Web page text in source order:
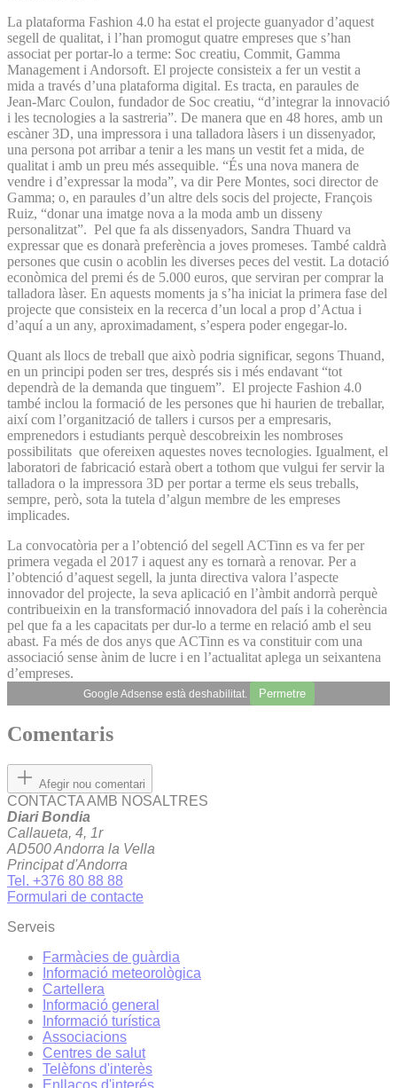
La plataforma Fashion 4.0 ha estat el projecte guanyador d’aquest
segell de qualitat, i l’han promogut quatre empreses que s’han
associat per portar-lo a terme: Soc creatiu, Commit, Gamma
Management i Andorsoft. El projecte consisteix a fer un vestit a
mida a través d’una plataforma digital. Es tracta, en paraules de
Jean-Marc Coulon, fundador de Soc creatiu, “d’integrar la innovació
i les tecnologies a la sastreria”. De manera que en 48 hores, amb un
escàner 3D, una impressora i una talladora làsers i un dissenyador,
una persona pot arribar a tenir a les mans un vestit fet a mida, de
qualitat i amb un preu més assequible. “És una nova manera de
vendre i d’expressar la moda”, va dir Pere Montes, soci director de
Gamma; o, en paraules d’un altre dels socis del projecte, François
Ruiz, “donar una imatge nova a la moda amb un disseny
personalitzat”. Pel que fa als dissenyadors, Sandra Thuard va
expressar que es donarà preferència a joves promeses. També caldrà
persones que cusin o acoblin les diverses peces del vestit. La dotació
econòmica del premi és de 5.000 euros, que serviran per comprar la
talladora làser. En aquests moments ja s’ha iniciat la primera fase del
projecte que consisteix en la recerca d’un local a prop d’Actua i
d’aquí a un any, aproximadament, s’espera poder engegar-lo.
Quant als llocs de treball que això podria significar, segons Thuand,
en un principi poden ser tres, després sis i més endavant “tot
dependrà de la demanda que tinguem”. El projecte Fashion 4.0
també inclou la formació de les persones que hi haurien de treballar,
així com l’organització de tallers i cursos per a empresaris,
emprenedors i estudiants perquè descobreixin les nombroses
possibilitats que ofereixen aquestes noves tecnologies. Igualment, el
laboratori de fabricació estarà obert a tothom que vulgui fer servir la
talladora o la impressora 3D per portar a terme els seus treballs,
sempre, però, sota la tutela d’algun membre de les empreses
implicades.
La convocatòria per a l’obtenció del segell ACTinn es va fer per
primera vegada el 2017 i aquest any es tornarà a renovar. Per a
l’obtenció d’aquest segell, la junta directiva valora l’aspecte
innovador del projecte, la seva aplicació en l’àmbit andorrà perquè
contribueixin en la transformació innovadora del país i la coherència
pel que fa a les capacitats per dur-lo a terme en relació amb el seu
abast. Fa més de dos anys que ACTinn es va constituir com una
associació sense ànim de lucre i en l’actualitat aplega un seixantena
d’empreses.
Google Adsense està deshabilitat. Permetre
Comentaris
Afegir nou comentari
CONTACTA AMB NOSALTRES
Diari Bondia
Callaueta, 4, 1r
AD500 Andorra la Vella
Principat d'Andorra
Tel. +376 80 88 88
Formulari de contacte
Serveis
Farmàcies de guàrdia
Informació meteorològica
Cartellera
Informació general
Informació turística
Associacions
Centres de salut
Telèfons d'interès